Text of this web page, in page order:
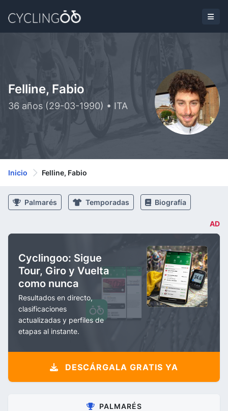
Felline, Fabio
36 años (29-03-1990) • ITA
Inicio Felline, Fabio
Palmarés Temporadas Biografía
AD
Cyclingoo: Sigue
Tour, Giro y Vuelta
como nunca
Resultados en directo,
clasificaciones
actualizadas y perfiles de
etapas al instante.
DESCÁRGALA GRATIS YA
PALMARÉS